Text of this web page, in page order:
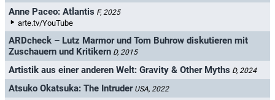
Anne Paceo: Atlantis F, 2025
arte.tv/YouTube
ARDcheck – Lutz Marmor und Tom Buhrow diskutieren mit
Zuschauern und Kritikern D, 2015
Artistik aus einer anderen Welt: Gravity & Other Myths D, 2024
Atsuko Okatsuka: The Intruder USA, 2022